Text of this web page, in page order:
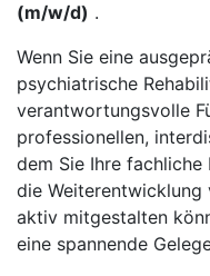
(m/w/d) .
Wenn Sie eine
psychiatrische
verantwortungsvolle
professionellen,
dem Sie Ihre
die Weiterentwicklung
aktiv mitgestalten
eine spannende